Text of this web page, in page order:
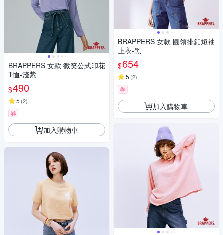
BRAPPERS 女款 微笑公式印花
T恤-淺紫
$490
5 (2)
券
加入購物車
BRAPPERS 女款 圓領排釦短袖
上衣-黑
$654
5 (2)
券
加入購物車